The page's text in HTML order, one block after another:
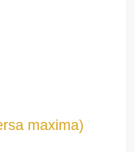
maxima)